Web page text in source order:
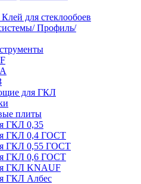
для стеклообоев
Профиль/
для ГКЛ
плиты
ГКЛ 0,35
ГКЛ 0,4 ГОСТ
ГКЛ 0,55 ГОСТ
ГКЛ 0,6 ГОСТ
ГКЛ KNAUF
ГКЛ Албес